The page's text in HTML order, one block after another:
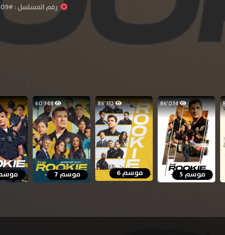
رقم المسلسل : #124609
86٬034
موسم 5
86٬312
موسم 6
60٬348
موسم 7 موسم